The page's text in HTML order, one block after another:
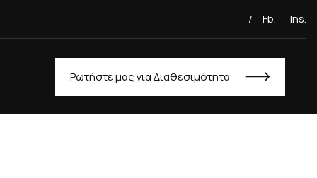
/ Fb. Ins.
Ρωτήστε μας για Διαθεσιμότητα